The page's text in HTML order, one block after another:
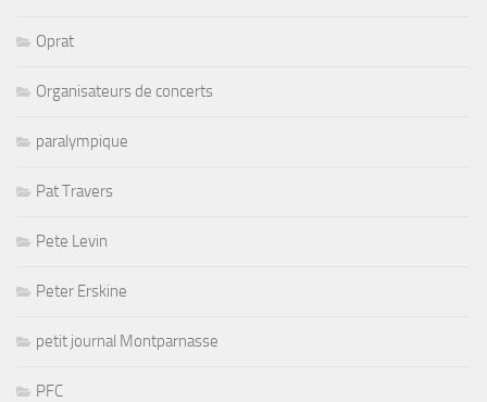
Oprat
Organisateurs de concerts
paralympique
Pat Travers
Pete Levin
Peter Erskine
petit journal Montparnasse
PFC